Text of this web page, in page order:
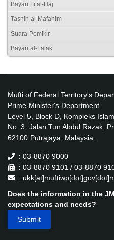
Bayan Li al-Haj
Tashih al-Mafahim
Suara Pemikir
Bayan al-Falak
Mufti of Federal Territory's
Prime Minister's Department
Level 5, Block D, Kompleks
No. 3, Jalan Tun Abdul Razak,
62100 Putrajaya, Malaysia.
: 03-8870 9000
: 03-8870 9101 / 03-8870
:
Does the information in the
expectations and needs?